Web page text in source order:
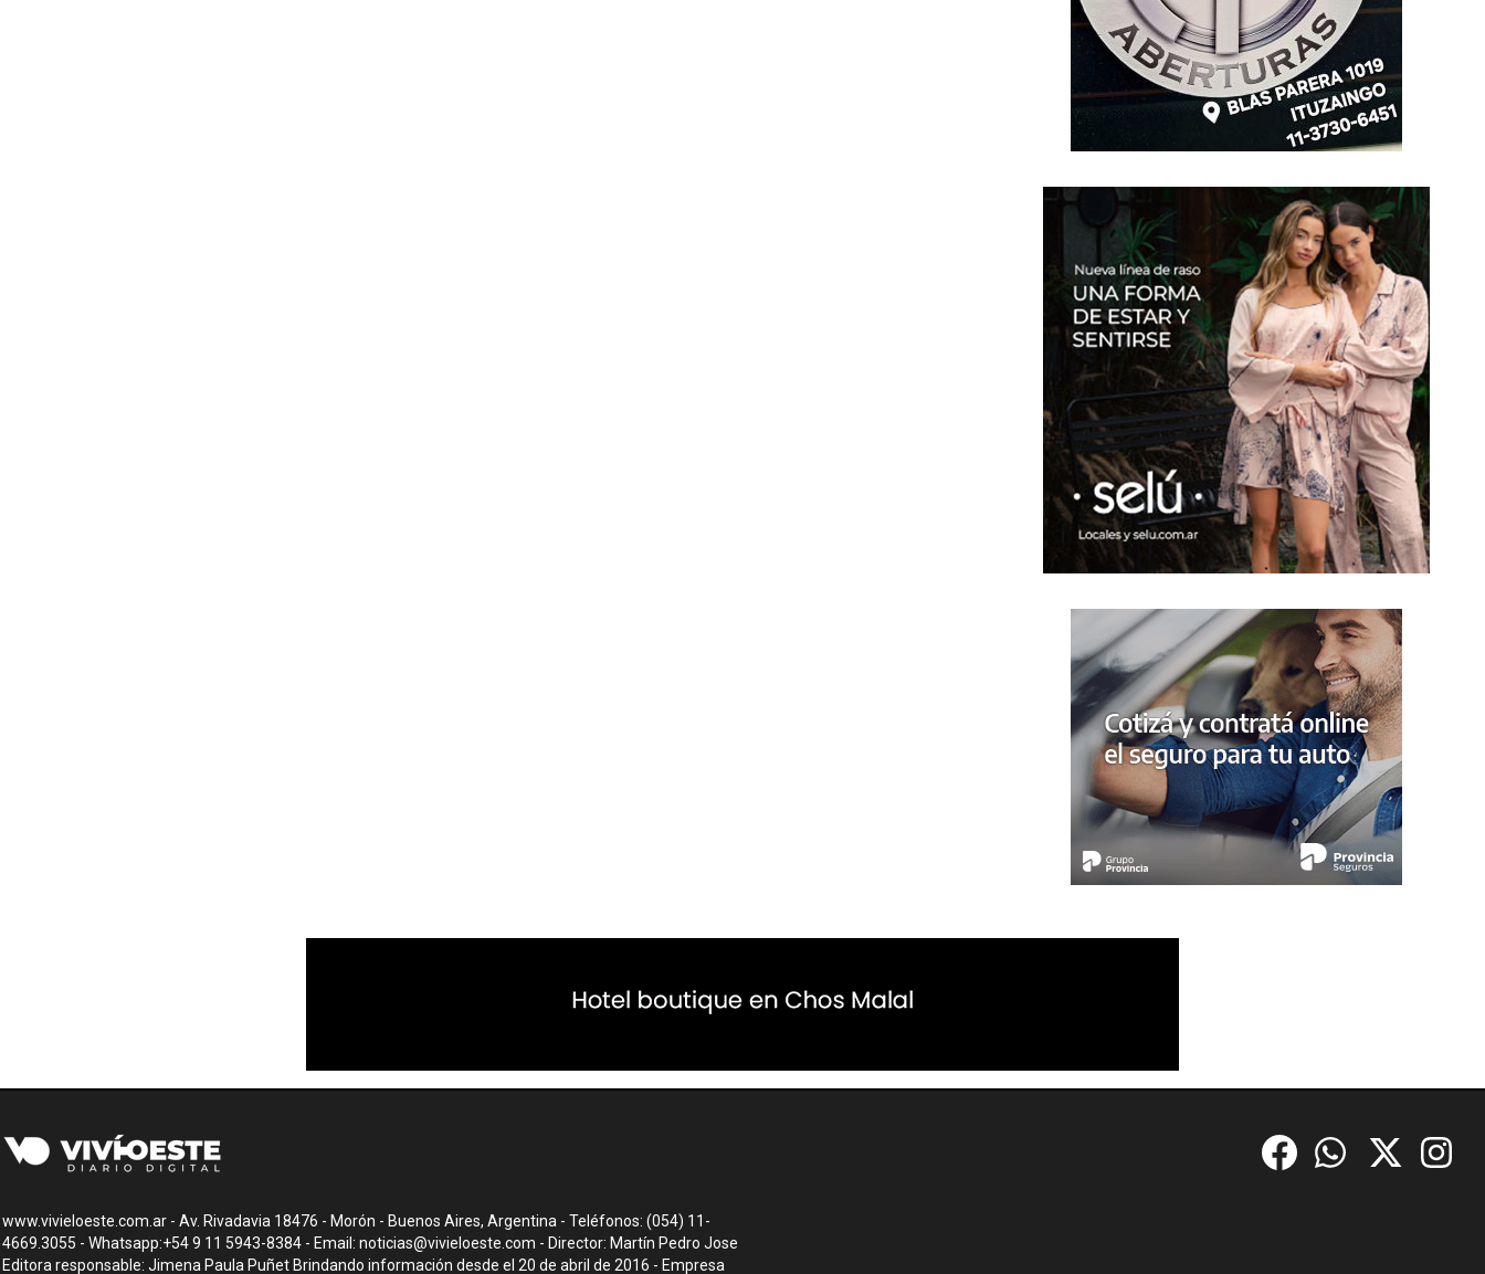
www.vivieloeste.com.ar - Av. Rivadavia 18476 - Morón - Buenos Aires, Argentina - Teléfonos: (054) 11-
4669.3055 - Whatsapp:+54 9 11 5943-8384 - Email: noticias@vivieloeste.com - Director: Martín Pedro Jose
Editora responsable: Jimena Paula Puñet Brindando información desde el 20 de abril de 2016 - Empresa